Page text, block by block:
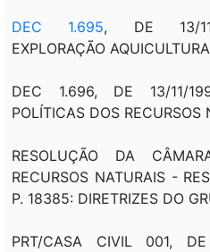
DEC 1.695, DE 13/11/
EXPLORAÇÃO AQUICULTURA
DEC 1.696, DE 13/11/
POLÍTICAS DOS RECURSOS
RESOLUÇÃO DA
RECURSOS NATURAIS -
P. 18385: DIRETRIZES DO
PRT/CASA CIVIL 001,